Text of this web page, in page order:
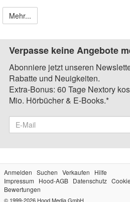
Mehr...
Verpasse keine Angebote
Abonniere jetzt unseren
Rabatte und Neuigkeiten.
Extra-Bonus: 60 Tage Nextory
Mio. Hörbücher & E-Books.*
Anmelden Suchen Verkaufen
Hilfe
Impressum
Hood-AGB Datenschutz
Bewertungen
© 1999-2026 Hood Media GmbH